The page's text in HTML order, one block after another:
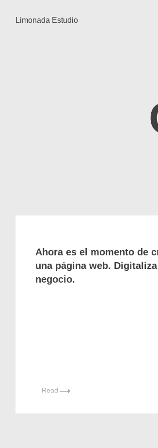
Limonada Estudio
Ahora es el momento de
una página web.
negocio.
Read